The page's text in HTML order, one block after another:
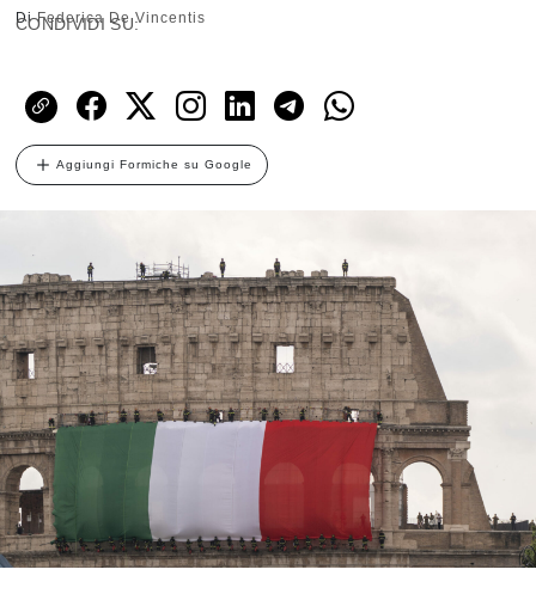
DiFederica De Vincentis
CONDIVIDI SU:
Aggiungi Formiche su Google